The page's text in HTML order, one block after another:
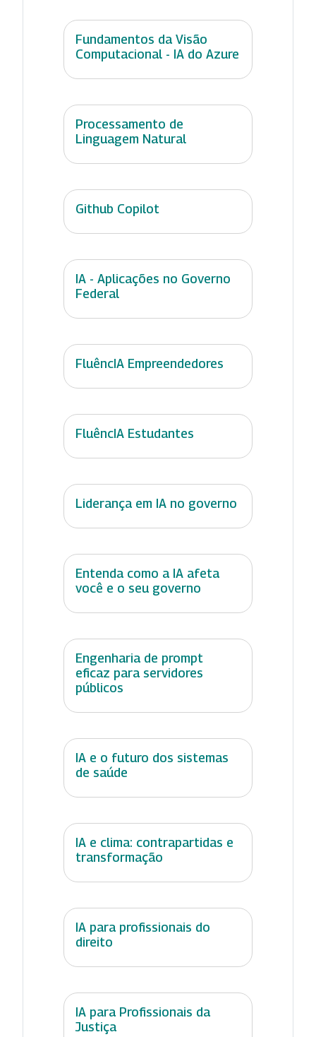
Fundamentos da Visão
Computacional - IA do Azure
Processamento de
Linguagem Natural
Github Copilot
IA - Aplicações no Governo
Federal
FluêncIA Empreendedores
FluêncIA Estudantes
Liderança em IA no governo
Entenda como a IA afeta
você e o seu governo
Engenharia de prompt
eficaz para servidores
públicos
IA e o futuro dos sistemas
de saúde
IA e clima: contrapartidas e
transformação
IA para profissionais do
direito
IA para Profissionais da
Justiça